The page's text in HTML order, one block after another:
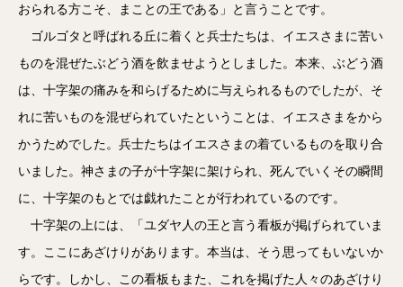
おられる方こそ、まことの王である」と言うことです。
ゴルゴタと呼ばれる丘に着くと兵士たちは、イエスさまに苦い
ものを混ぜたぶどう酒を飲ませようとしました。本来、ぶどう酒
は、十字架の痛みを和らげるために与えられるものでしたが、そ
れに苦いものを混ぜられていたということは、イエスさまをから
かうためでした。兵士たちはイエスさまの着ているものを取り合
いました。神さまの子が十字架に架けられ、死んでいくその瞬間
に、十字架のもとでは戯れたことが行われているのです。
十字架の上には、「ユダヤ人の王と言う看板が掲げられていま
す。ここにあざけりがあります。本当は、そう思ってもいないか
らです。しかし、この看板もまた、これを掲げた人々のあざけり